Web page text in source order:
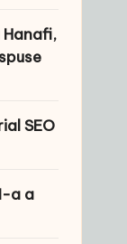
Hanafi,
SEO
a a